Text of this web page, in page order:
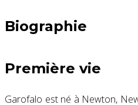
Biographie
Première vie
Garofalo est né à Newton,